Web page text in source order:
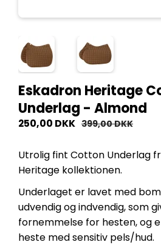
Eskadron Heritage
Underlag - Almond
250,00 DKK 399,00 DKK
Utrolig fint Cotton Underlag
Heritage kollektionen.
Underlaget er lavet med
udvendig og indvendig, som
fornemmelse for hesten, og
heste med sensitiv pels/hud.